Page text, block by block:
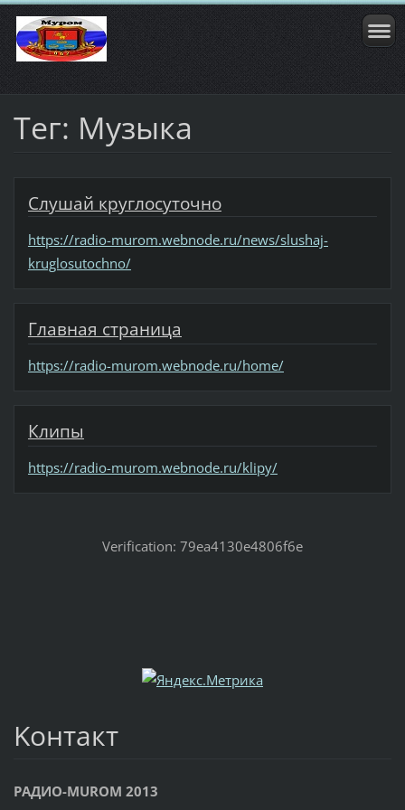
Тег: Музыка
Слушай круглосуточно
https://radio-murom.webnode.ru/news/slushaj-
kruglosutochno/
Главная страница
https://radio-murom.webnode.ru/home/
Клипы
https://radio-murom.webnode.ru/klipy/
Verification: 79ea4130e4806f6e
Koнтакт
РАДИО-MUROM 2013